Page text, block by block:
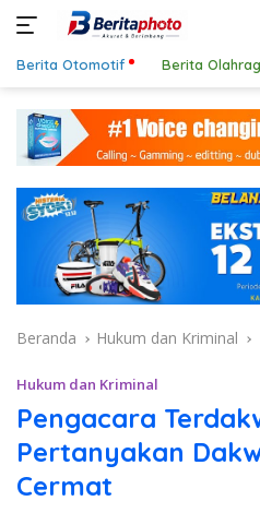
konten
Berita Otomotif Berita
Beranda Hukum dan Kriminal
Hukum dan Kriminal
Pengacara
Pertanyakan
Cermat